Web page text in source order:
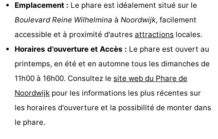
Sportive
Equitation
Boire
manger
Événements
Pratiques
Forum
Route
Emplacement : Le phare est idéalement situé sur le
Boulevard Reine Wilhelmina à Noordwijk, facilement
accessible et à proximité d'autres attractions locales.
Horaires d'ouverture et Accès : Le phare est ouvert au
printemps, en été et en automne tous les dimanches de
11h00 à 16h00. Consultez le site web du Phare de
Noordwijk pour les informations les plus récentes sur
les horaires d'ouverture et la possibilité de monter dans
le phare.